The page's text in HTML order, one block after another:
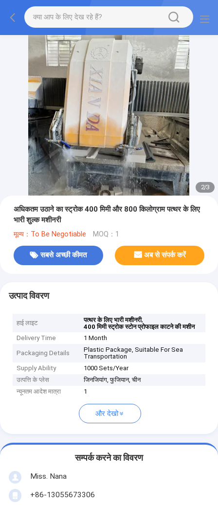
2/3
अधिकतम उठाने का स्ट्रोक 400 मिमी और 800 किलोग्राम पत्थर के लिए
भारी शुल्क मशीनरी
मूल्य：To Be Negotiable MOQ：1
सबसे अच्छी कीमत अब से संपर्क करें
उत्पाद विवरण
हाई लाइट पत्थर के लिए भारी मशीनरी,
400 मिमी स्ट्रोक स्टोन प्रोफाइल काटने की मशीन
Delivery Time
1 Month
Packaging Details
Plastic Package, Suitable For Sea
Transportation
Supply Ability
1000 Sets/Year
उत्पत्ति के प्लेस
जिनजियांग, फुजियान, चीन
न्यूनतम आदेश मात्रा
1
और देखो
सम्पर्क करने का विवरण
Miss. Nana
+86-13055673306